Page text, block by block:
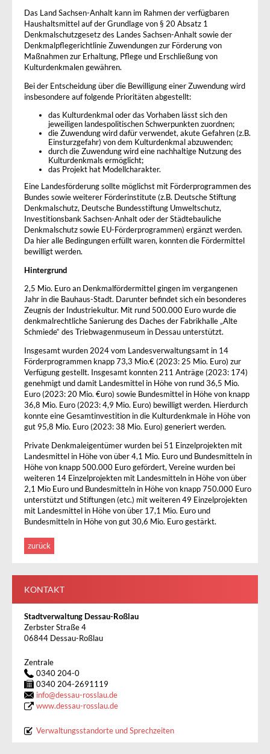
Das Land Sachsen-Anhalt kann im Rahmen der verfügbaren
Haushaltsmittel auf der Grundlage von § 20 Absatz 1
Denkmalschutzgesetz des Landes Sachsen-Anhalt sowie der
Denkmalpflegerichtlinie Zuwendungen zur Förderung von
Maßnahmen zur Erhaltung, Pflege und Erschließung von
Kulturdenkmalen gewähren.
Bei der Entscheidung über die Bewilligung einer Zuwendung wird
insbesondere auf folgende Prioritäten abgestellt:
das Kulturdenkmal oder das Vorhaben lässt sich den
jeweiligen landespolitischen Schwerpunkten zuordnen;
die Zuwendung wird dafür verwendet, akute Gefahren (z.B.
Einsturzgefahr) von dem Kulturdenkmal abzuwenden;
durch die Zuwendung wird eine nachhaltige Nutzung des
Kulturdenkmals ermöglicht;
das Projekt hat Modellcharakter.
Eine Landesförderung sollte möglichst mit Förderprogrammen des
Bundes sowie weiterer Förderinstitute (z.B. Deutsche Stiftung
Denkmalschutz, Deutsche Bundesstiftung Umweltschutz,
Investitionsbank Sachsen-Anhalt oder der Städtebauliche
Denkmalschutz sowie EU-Förderprogrammen) ergänzt werden.
Da hier alle Bedingungen erfüllt waren, konnten die Fördermittel
bewilligt werden.
Hintergrund
2,5 Mio. Euro an Denkmalfördermittel gingen im vergangenen
Jahr in die Bauhaus-Stadt. Darunter befindet sich ein besonderes
Zeugnis der Industriekultur. Mit rund 500.000 Euro wurde die
denkmalrechtliche Sanierung des Daches der Fabrikhalle „Alte
Schmiede“ des Triebwagenmuseum in Dessau unterstützt.
Insgesamt wurden 2024 vom Landesverwaltungsamt in 14
Förderprogrammen knapp 73,3 Mio.€ (2023: 25 Mio. Euro) zur
Verfügung gestellt. Insgesamt konnten 211 Anträge (2023: 174)
genehmigt und damit Landesmittel in Höhe von rund 36,5 Mio.
Euro (2023: 20 Mio. €uro) sowie Bundesmittel in Höhe von knapp
36,8 Mio. Euro (2023: 4,9 Mio. Euro) bewilligt werden. Hierdurch
konnte eine Gesamtinvestition in die Kulturdenkmale in Höhe von
gut 95,8 Mio. Euro (2023: 38 Mio. Euro) generiert werden.
Private Denkmaleigentümer wurden bei 51 Einzelprojekten mit
Landesmittel in Höhe von über 4,1 Mio. Euro und Bundesmitteln in
Höhe von knapp 500.000 Euro gefördert, Vereine wurden bei
weiteren 14 Einzelprojekten mit Landesmitteln in Höhe von über
2,1 Mio Euro und Bundesmitteln in Höhe von knapp 750.000 Euro
unterstützt und Stiftungen (etc.) mit weiteren 49 Einzelprojekten
mit Landesmittel in Höhe von über 17,1 Mio. Euro und
Bundesmitteln in Höhe von gut 30,6 Mio. Euro gestärkt.
zurück
KONTAKT
Stadtverwaltung Dessau-Roßlau
Zerbster Straße 4
06844 Dessau-Roßlau
Zentrale
0340 204-0
0340 204-2691119
info@dessau-rosslau.de
www.dessau-rosslau.de
Verwaltungsstandorte und Sprechzeiten